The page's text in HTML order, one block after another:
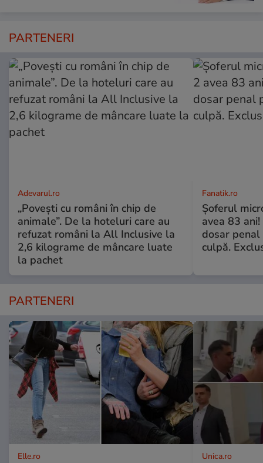
PARTENERI
Adevarul.ro
„Povești cu români în chip de
animale”. De la hoteluri care au
refuzat români la All Inclusive la
2,6 kilograme de mâncare luate
la pachet
Fanatik.ro
Șoferul
avea 83
dosar
culpă.
PARTENERI
Elle.ro Unica.ro